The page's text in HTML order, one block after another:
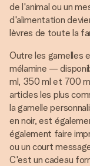
de l'animal ou un
d'alimentation
lèvres de toute la
Outre les gamelles
mélamine —
ml, 350 ml et 700
articles les plus
la gamelle
en noir, est
également faire
ou un court
C'est un cadeau